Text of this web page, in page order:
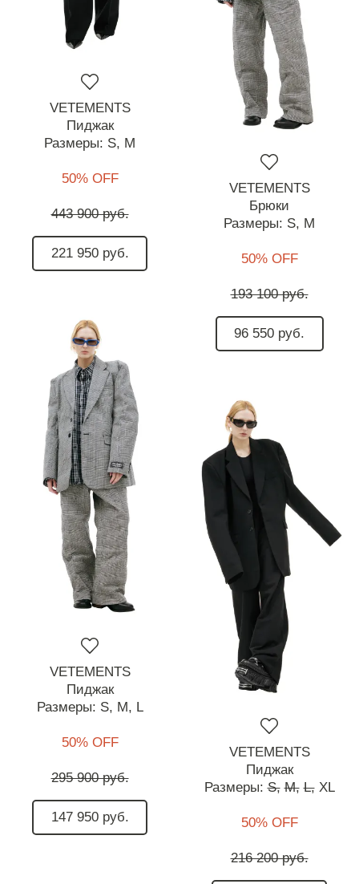
VETEMENTS
Пиджак
Размеры: S, M
50% OFF
443 900 руб.
221 950 руб.
VETEMENTS
Брюки
Размеры: S, M
50% OFF
193 100 руб.
96 550 руб.
VETEMENTS
Пиджак
Размеры: S, M, L
50% OFF
295 900 руб.
147 950 руб.
VETEMENTS
Пиджак
Размеры:S, M, L, XL
50% OFF
216 200 руб.